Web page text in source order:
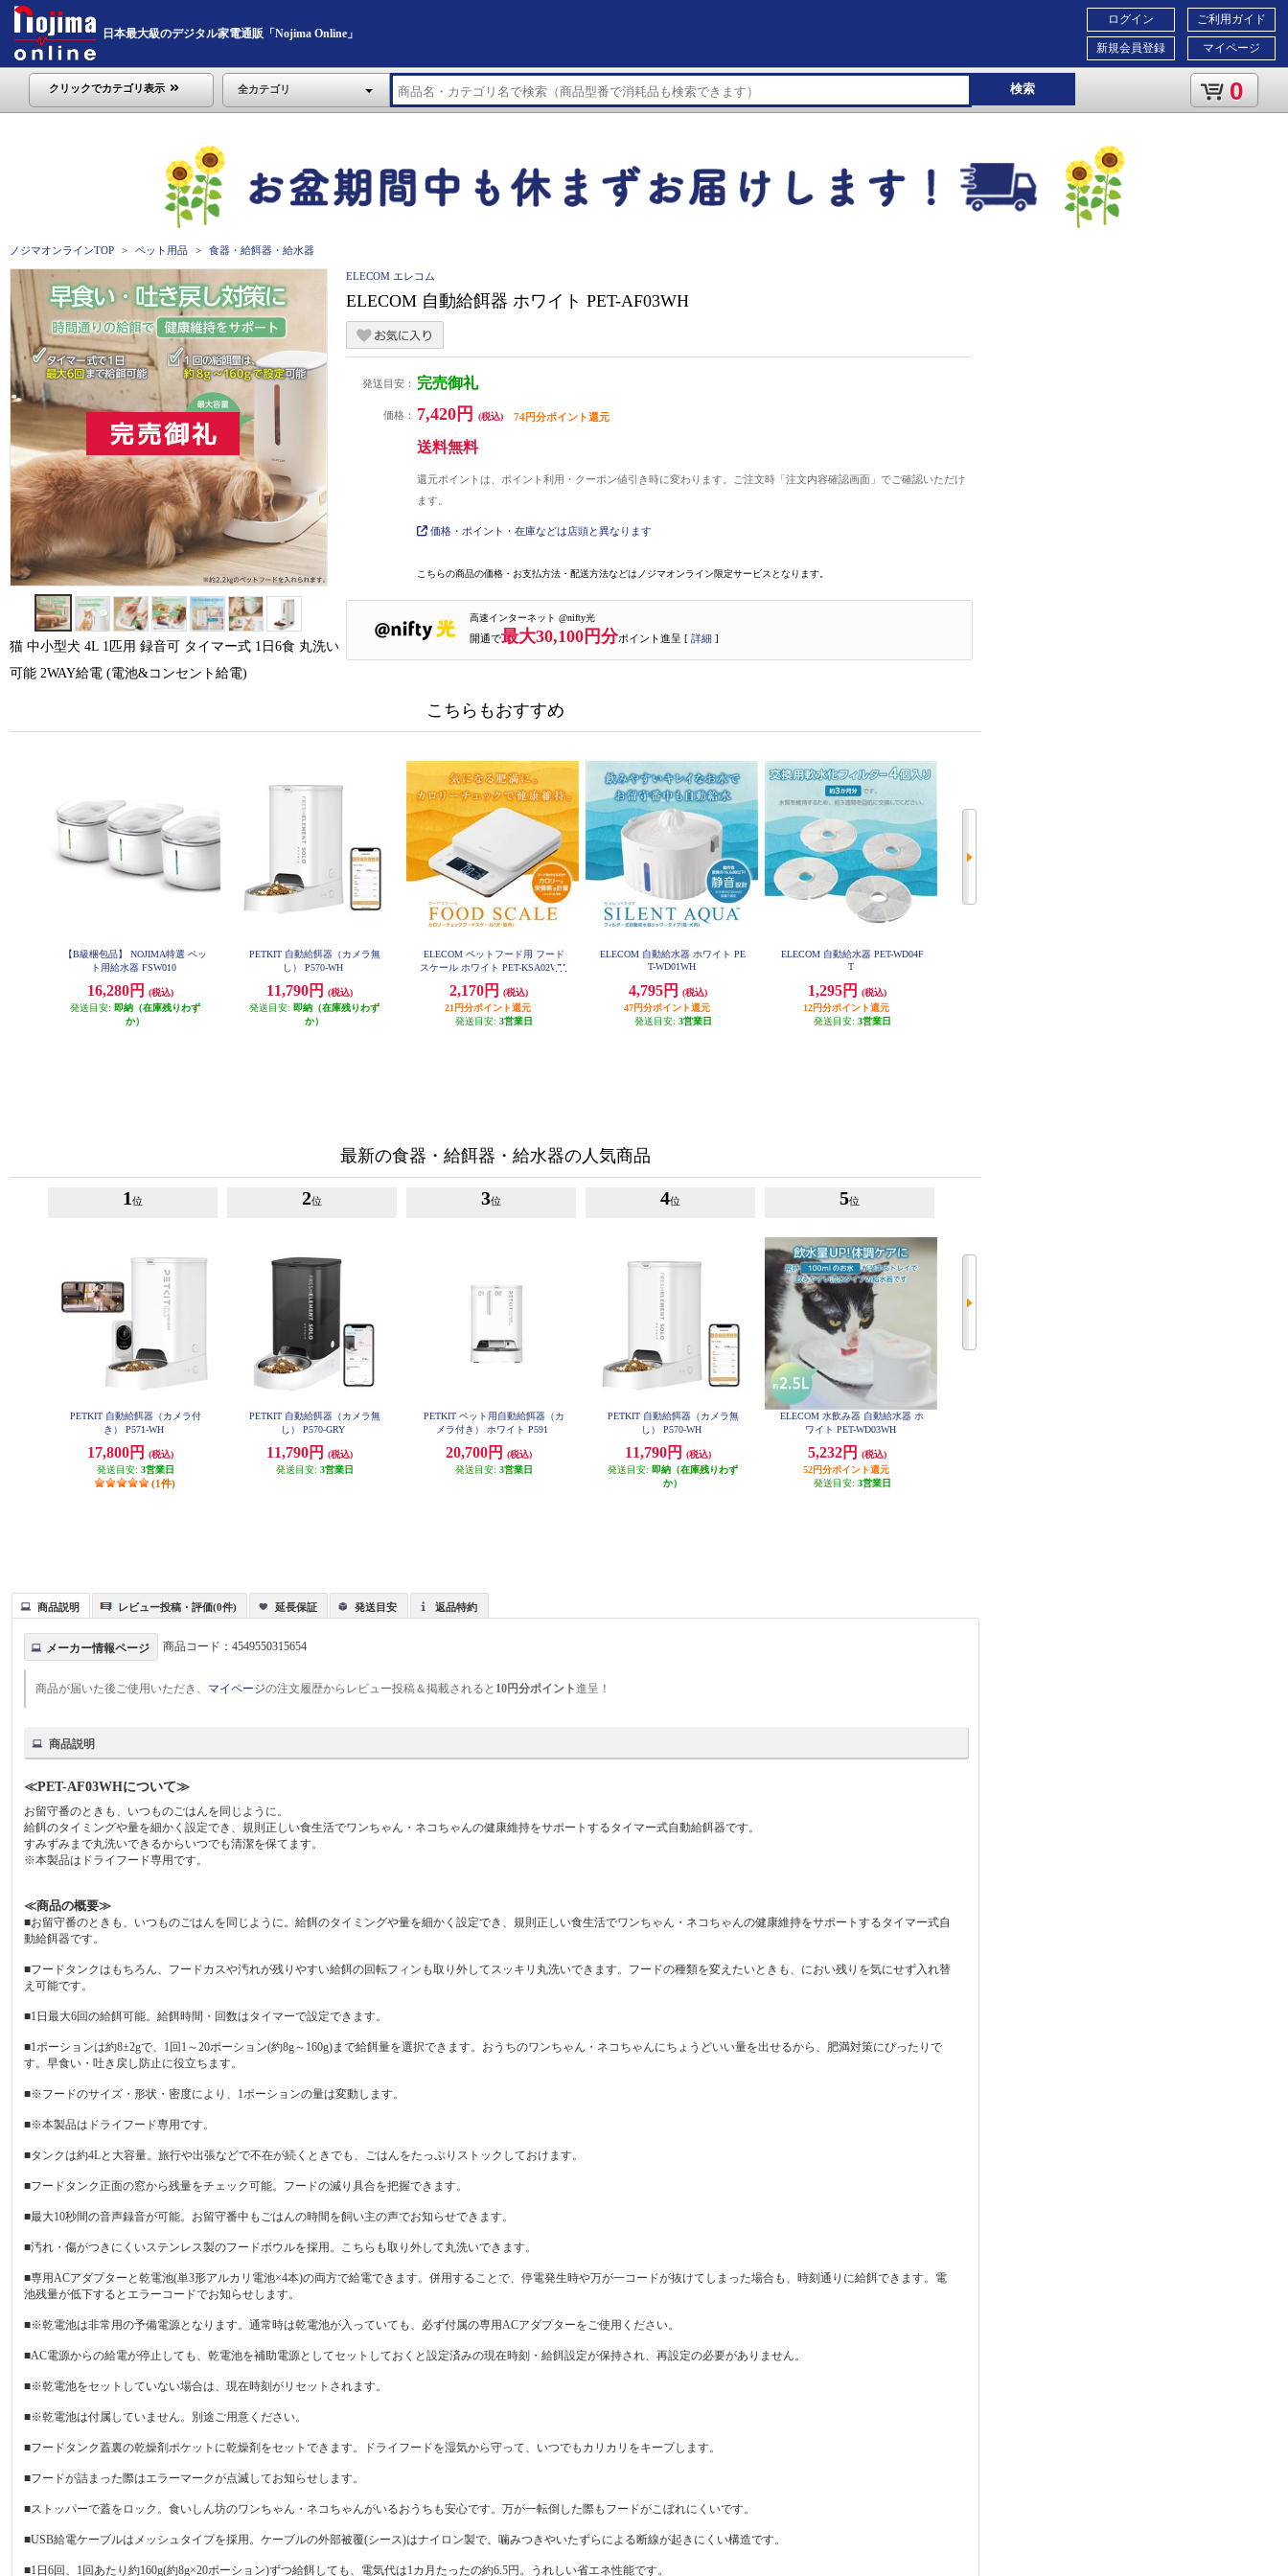
日本最大級のデジタル家電通販「Nojima Online」
ご利用ガイド
マイページ
ログイン
新規会員登録
クリックでカテゴリ表示 全カテゴリ 検索 0
ノジマオンラインTOP ペット用品 食器・給餌器・給水器
猫 中小型犬 4L 1匹用 録音可 タイマー式 1日6食 丸洗い
可能 2WAY給電 (電池&コンセント給電)
ELECOM エレコム
ELECOM 自動給餌器 ホワイト PET-AF03WH
発送目安： 完売御礼
価格： 7,420円 (税込) 74円分ポイント還元
送料無料
還元ポイントは、ポイント利用・クーポン値引き時に変わります。ご注文時「注文内容確認画面」でご確認いただけ
ます。
価格・ポイント・在庫などは店頭と異なります
こちらの商品の価格・お支払方法・配送方法などはノジマオンライン限定サービスとなります。
高速インターネット @nifty光
開通で最大30,100円分ポイント進呈 [ 詳細 ]
こちらもおすすめ
【B級梱包品】 NOJIMA特選 ペッ
ト用給水器 FSW010
16,280円
(税込)
発送目安: 即納（在庫残りわず
か）
PETKIT 自動給餌器（カメラ無
し） P570-WH
11,790円
(税込)
発送目安: 即納（在庫残りわず
か）
ELECOM ペットフード用 フード
スケール ホワイト PET-KSA02WH
2,170円
(税込)
21円分ポイント還元
発送目安: 3営業日
ELECOM 自動給水器 ホワイト PE
T-WD01WH
4,795円
(税込)
47円分ポイント還元
発送目安: 3営業日
ELECOM 自動給水器 PET-WD04F
T
1,295円
(税込)
12円分ポイント還元
発送目安: 3営業日
最新の食器・給餌器・給水器の人気商品
1 位
PETKIT 自動給餌器（カメラ付
き） P571-WH
17,800円
(税込)
発送目安: 3営業日
(1件)
2位
PETKIT 自動給餌器（カメラ無
し） P570-GRY
11,790円
(税込)
発送目安: 3営業日
3位
PETKIT ペット用自動給餌器（カ
メラ付き） ホワイト P591
20,700円
(税込)
発送目安: 3営業日
4位
PETKIT 自動給餌器（カメラ無
し） P570-WH
11,790円
(税込)
発送目安: 即納（在庫残りわず
か）
5位
ELECOM 水飲み器 自動給水器 ホ
ワイト PET-WD03WH
5,232円
(税込)
52円分ポイント還元
発送目安: 3営業日
商品説明 レビュー投稿・評価(0件) 延長保証 発送目安 返品特約
メーカー情報ページ 商品コード：4549550315654
商品が届いた後ご使用いただき、 マイページの注文履歴からレビュー投稿＆掲載されると 10円分ポイント進呈！
商品説明
≪PET-AF03WHについて≫
お留守番のときも、いつものごはんを同じように。
給餌のタイミングや量を細かく設定でき、規則正しい食生活でワンちゃん・ネコちゃんの健康維持をサポートするタイマー式自動給餌器です。
すみずみまで丸洗いできるからいつでも清潔を保てます。
※本製品はドライフード専用です。
≪商品の概要≫
■お留守番のときも、いつものごはんを同じように。給餌のタイミングや量を細かく設定でき、規則正しい食生活でワンちゃん・ネコちゃんの健康維持をサポートするタイマー式自
動給餌器です。
■フードタンクはもちろん、フードカスや汚れが残りやすい給餌の回転フィンも取り外してスッキリ丸洗いできます。フードの種類を変えたいときも、におい残りを気にせず入れ替
え可能です。
■1日最大6回の給餌可能。給餌時間・回数はタイマーで設定できます。
■1ポーションは約8±2gで、1回1～20ポーション(約8g～160g)まで給餌量を選択できます。おうちのワンちゃん・ネコちゃんにちょうどいい量を出せるから、肥満対策にぴったりで
す。早食い・吐き戻し防止に役立ちます。
■※フードのサイズ・形状・密度により、1ポーションの量は変動します。
■※本製品はドライフード専用です。
■タンクは約4Lと大容量。旅行や出張などで不在が続くときでも、ごはんをたっぷりストックしておけます。
■フードタンク正面の窓から残量をチェック可能。フードの減り具合を把握できます。
■最大10秒間の音声録音が可能。お留守番中もごはんの時間を飼い主の声でお知らせできます。
■汚れ・傷がつきにくいステンレス製のフードボウルを採用。こちらも取り外して丸洗いできます。
■専用ACアダプターと乾電池(単3形アルカリ電池×4本)の両方で給電できます。併用することで、停電発生時や万が一コードが抜けてしまった場合も、時刻通りに給餌できます。電
池残量が低下するとエラーコードでお知らせします。
■※乾電池は非常用の予備電源となります。通常時は乾電池が入っていても、必ず付属の専用ACアダプターをご使用ください。
■AC電源からの給電が停止しても、乾電池を補助電源としてセットしておくと設定済みの現在時刻・給餌設定が保持され、再設定の必要がありません。
■※乾電池をセットしていない場合は、現在時刻がリセットされます。
■※乾電池は付属していません。別途ご用意ください。
■フードタンク蓋裏の乾燥剤ポケットに乾燥剤をセットできます。ドライフードを湿気から守って、いつでもカリカリをキープします。
■フードが詰まった際はエラーマークが点滅してお知らせします。
■ストッパーで蓋をロック。食いしん坊のワンちゃん・ネコちゃんがいるおうちも安心です。万が一転倒した際もフードがこぼれにくいです。
■USB給電ケーブルはメッシュタイプを採用。ケーブルの外部被覆(シース)はナイロン製で、噛みつきやいたずらによる断線が起きにくい構造です。
■1日6回、1回あたり約160g(約8g×20ポーション)ずつ給餌しても、電気代は1カ月たったの約6.5円。うれしい省エネ性能です。